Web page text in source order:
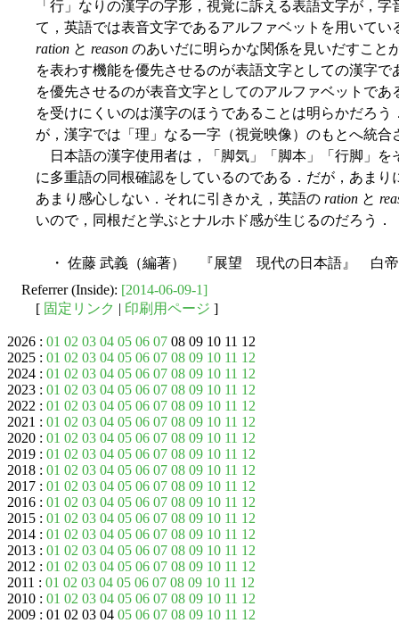
「行」なりの漢字の字形，視覚に訴える表語文字が，
て，英語では表音文字であるアルファベットを用いて
ration と reason のあいだに明らかな関係を見いだすこと
を表わす機能を優先させるのが表語文字としての漢字
を優先させるのが表音文字としてのアルファベットで
を受けにくいのは漢字のほうであることは明らかだろう
が，漢字では「理」なる一字（視覚映像）のもとへ統
日本語の漢字使用者は，「脚気」「脚本」「行脚」を
に多重語の同根確認をしているのである．だが，あま
あまり感心しない．それに引きかえ，英語の ration と
いので，同根だと学ぶとナルホド感が生じるのだろう．
・ 佐藤 武義（編著） 『展望 現代の日本語』 白帝
Referrer (Inside): [2014-06-09-1]
[ 固定リンク | 印刷用ページ ]
2026 : 01 02 03 04 05 06 07 08 09 10 11 12
2025 : 01 02 03 04 05 06 07 08 09 10 11 12
2024 : 01 02 03 04 05 06 07 08 09 10 11 12
2023 : 01 02 03 04 05 06 07 08 09 10 11 12
2022 : 01 02 03 04 05 06 07 08 09 10 11 12
2021 : 01 02 03 04 05 06 07 08 09 10 11 12
2020 : 01 02 03 04 05 06 07 08 09 10 11 12
2019 : 01 02 03 04 05 06 07 08 09 10 11 12
2018 : 01 02 03 04 05 06 07 08 09 10 11 12
2017 : 01 02 03 04 05 06 07 08 09 10 11 12
2016 : 01 02 03 04 05 06 07 08 09 10 11 12
2015 : 01 02 03 04 05 06 07 08 09 10 11 12
2014 : 01 02 03 04 05 06 07 08 09 10 11 12
2013 : 01 02 03 04 05 06 07 08 09 10 11 12
2012 : 01 02 03 04 05 06 07 08 09 10 11 12
2011 : 01 02 03 04 05 06 07 08 09 10 11 12
2010 : 01 02 03 04 05 06 07 08 09 10 11 12
2009 : 01 02 03 04 05 06 07 08 09 10 11 12